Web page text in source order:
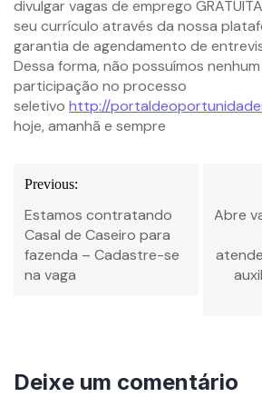
divulgar vagas de emprego
seu currículo através da nossa
garantia de agendamento de
Dessa forma, não possuímos
participação no processo
seletivo http://
hoje, amanhã e sempre
Previous:
Estamos contratando
Casal de Caseiro para
fazenda – Cadastre-se
na vaga
Abre
Deixe um comentário